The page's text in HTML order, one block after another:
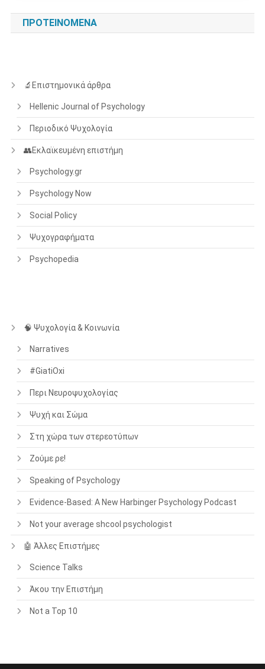
ΠΡΟΤΕΙΝΌΜΕΝΑ
🔬Επιστημονικά άρθρα
Hellenic Journal of Psychology
Περιοδικό Ψυχολογία
👥Εκλαϊκευμένη επιστήμη
Psychology.gr
Psychology Now
Social Policy
Ψυχογραφήματα
Psychopedia
🧠 Ψυχολογία & Κοινωνία
Narratives
#GiatiOxi
Περι Νευροψυχολογίας
Ψυχή και Σώμα
Στη χώρα των στερεοτύπων
Ζούμε ρε!
Speaking of Psychology
Evidence-Based: A New Harbinger Psychology Podcast
Not your average shcool psychologist
🤖 Άλλες Επιστήμες
Science Talks
Άκου την Επιστήμη
Not a Top 10